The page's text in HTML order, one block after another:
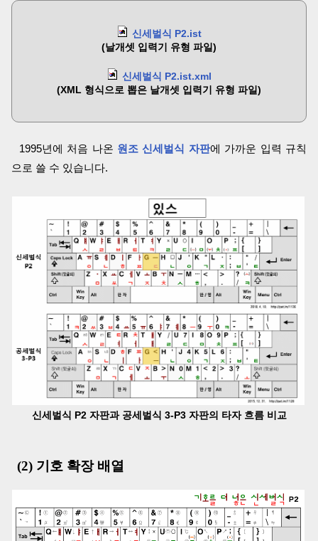
신세벌식 P2.ist
(날개셋 입력기 유형 파일)
신세벌식 P2.ist.xml
(XML 형식으로 뽑은 날개셋 입력기 유형 파일)
1995년에 처음 나온 원조 신세벌식 자판에 가까운 입력 규칙
으로 쓸 수 있습니다.
신세벌식 P2 자판과 공세벌식 3-P3 자판의 타자 흐름 비교
(2) 기호 확장 배열